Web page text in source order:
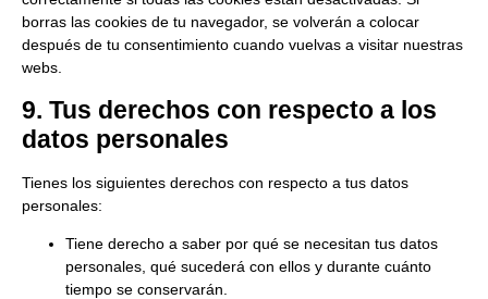
borras las cookies de tu navegador, se volverán a colocar
después de tu consentimiento cuando vuelvas a visitar nuestras
webs.
9. Tus derechos con respecto a los
datos personales
Tienes los siguientes derechos con respecto a tus datos
personales:
Tiene derecho a saber por qué se necesitan tus datos
personales, qué sucederá con ellos y durante cuánto
tiempo se conservarán.